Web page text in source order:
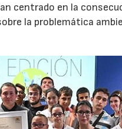
centrado en la
la problemática